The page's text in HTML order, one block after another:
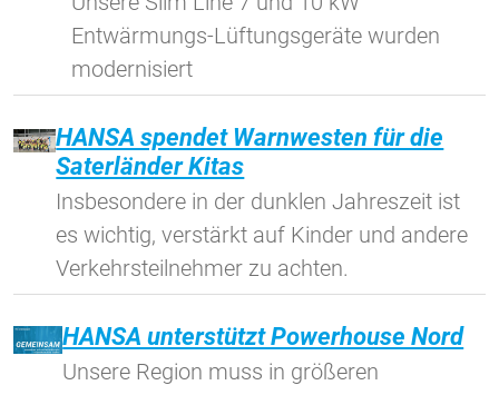
Entwärmungs-Lüftungsgeräte wurden
modernisiert
HANSA spendet Warnwesten für die
Saterländer Kitas
Insbesondere in der dunklen Jahreszeit ist
es wichtig, verstärkt auf Kinder und andere
Verkehrsteilnehmer zu achten.
HANSA unterstützt Powerhouse Nord
Unsere Region muss in größeren
Statistik Cookies erfassen Informationen anonym.
Diese Informationen helfen uns zu verstehen, wie
unsere Besucher unsere Website nutzen.
Analytics
EXTERNE MEDIEN
Um Inhalte von Videoplattformen und Social Media
Plattformen anzeigen zu können, werden von
YouTube